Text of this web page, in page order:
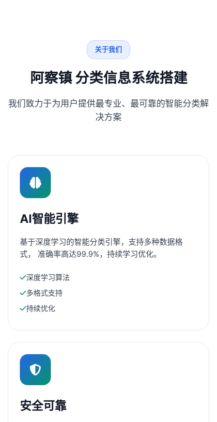
关于我们
阿察镇 分类信息系统搭建
我们致力于为用户提供最专业、最可靠的智能分类解
决方案
AI智能引擎
基于深度学习的智能分类引擎，支持多种数据格
式， 准确率高达99.9%，持续学习优化。
深度学习算法
多格式支持
持续优化
安全可靠